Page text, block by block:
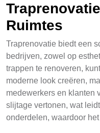
Ruimtes
Traprenovatie biedt een
bedrijven, zowel op
trappen te renoveren,
moderne look creëren,
medewerkers en klanten
slijtage vertonen, wat
onderdelen, waardoor